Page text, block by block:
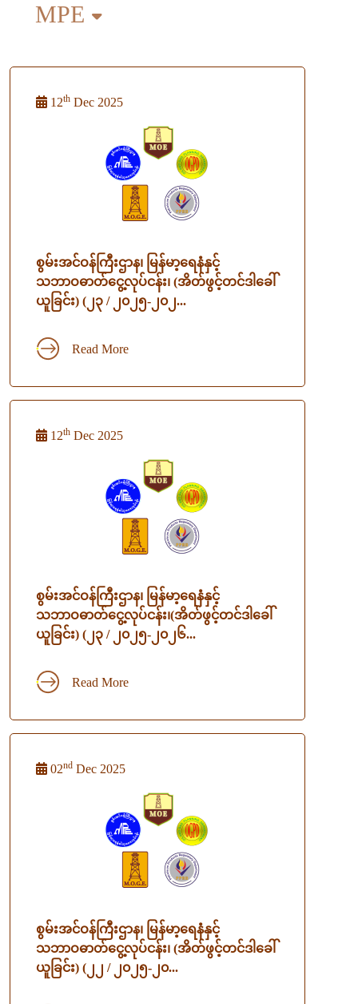
MPE
12th Dec 2025
စွမ်းအင်ဝန်ကြီးဌာန၊ မြန်မာ့ရေနံနှင့်
သဘာဝဓာတ်ငွေ့လုပ်ငန်း၊ (အိတ်ဖွင့်တင်ဒါခေါ်
ယူခြင်း) (၂၃ / ၂၀၂၅-၂၀၂...
Read More
12th Dec 2025
စွမ်းအင်ဝန်ကြီးဌာန၊ မြန်မာ့ရေနံနှင့်
သဘာဝဓာတ်ငွေ့လုပ်ငန်း၊(အိတ်ဖွင့်တင်ဒါခေါ်
ယူခြင်း) (၂၃ / ၂၀၂၅-၂၀၂၆...
Read More
02nd Dec 2025
စွမ်းအင်ဝန်ကြီးဌာန၊ မြန်မာ့ရေနံနှင့်
သဘာဝဓာတ်ငွေ့လုပ်ငန်း၊ (အိတ်ဖွင့်တင်ဒါခေါ်
ယူခြင်း) (၂၂ / ၂၀၂၅-၂၀...